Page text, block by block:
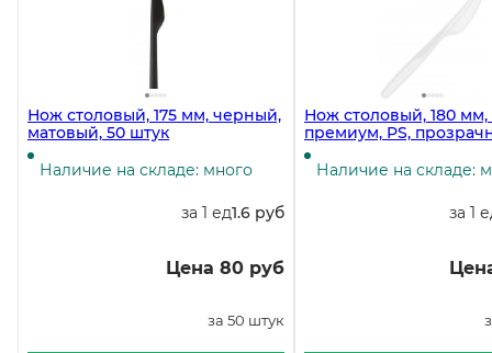
Нож столовый, 175 мм, черный,
матовый, 50 штук
Наличие на складе: много
за 1 ед1.6 руб
Цена 80 руб
за 50 штук
Нож столовый, 180 мм,
премиум, PS,
штук
Наличие на складе:
за 1